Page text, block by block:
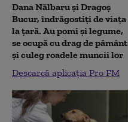
Dana Nălbaru și Dragoș
Bucur, îndrăgostiți de viața
la țară. Au pomi și legume,
se ocupă cu drag de pământ
și culeg roadele muncii lor
Descarcă aplicația Pro FM